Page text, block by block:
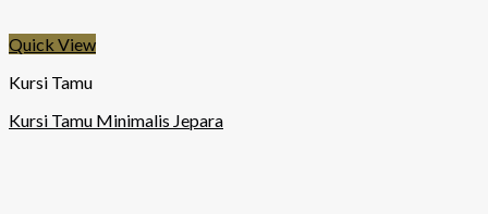
Quick View
Kursi Tamu
Kursi Tamu Minimalis Jepara